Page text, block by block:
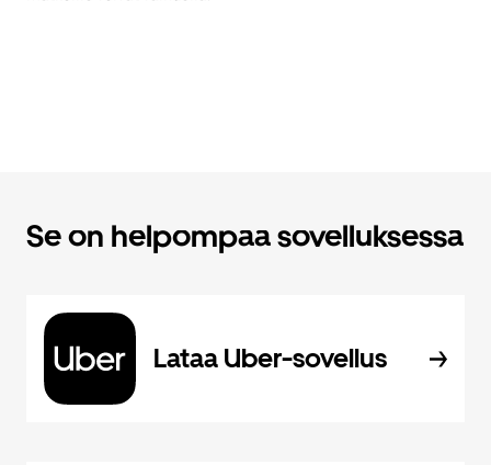
Se on helpompaa sovelluksessa
Lataa Uber-sovellus